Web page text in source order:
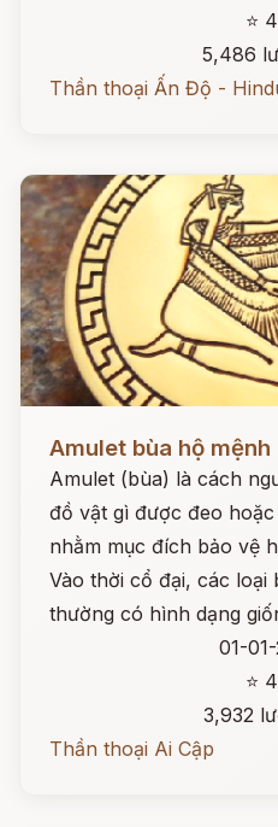
⭐
5,486
Thần thoại Ấn Độ -
Amulet bùa hộ
Amulet (bùa) là cách
đồ vật gì được đeo
nhằm mục đích bảo vệ
Vào thời cổ đại, các loại
thường có hình dạng
01-
⭐
3,932
Thần thoại Ai Cập